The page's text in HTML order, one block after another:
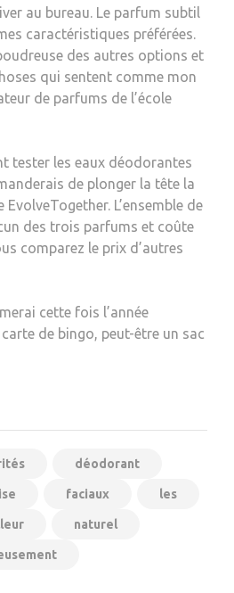
au bureau. Le parfum subtil
caractéristiques préférées.
des autres options et
qui sentent comme mon
de parfums de l’école
tester les eaux déodorantes
de plonger la tête la
L’ensemble de
des trois parfums et coûte
comparez le prix d’autres
cette fois l’année
de bingo, peut-être un sac
déodorant
faciaux les
naturel